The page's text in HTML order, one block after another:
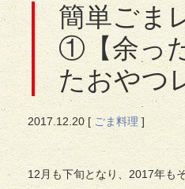
簡単ごま
①【余っ
たおやつ
2017.12.20[ごま料理]
12月も下旬となり、2017年も